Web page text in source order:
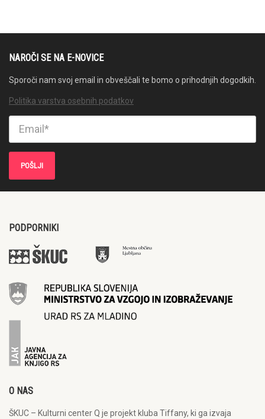
NAROČI SE NA E-NOVICE
Sporoči nam svoj email in obveščali te bomo o prihodnjih dogodkih.
Politika varstva osebnih podatkov
PODPORNIKI
O NAS
ŠKUC – Kulturni center Q je projekt kluba Tiffany, ki ga izvaja